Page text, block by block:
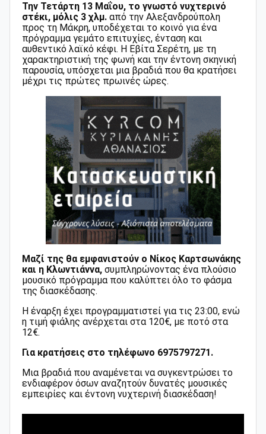
Την Τετάρτη 13 Μαΐου, το γνωστό νυχτερινό
στέκι, μόλις 3 χλμ. από την Αλεξανδρούπολη
προς τη Μάκρη, υποδέχεται το κοινό για ένα
πρόγραμμα γεμάτο επιτυχίες, ένταση και
αυθεντικό λαϊκό κέφι. Η Εβίτα Σερέτη, με τη
χαρακτηριστική της φωνή και την έντονη σκηνική
παρουσία, υπόσχεται μια βραδιά που θα κρατήσει
μέχρι τις πρώτες πρωινές ώρες.
Μαζί της θα εμφανιστούν ο Νίκος Καρτσωνάκης
και η Κλωντιάννα, συμπληρώνοντας ένα πλούσιο
μουσικό πρόγραμμα που καλύπτει όλο το φάσμα
της διασκέδασης.
Η έναρξη έχει προγραμματιστεί για τις 23:00, ενώ
η τιμή φιάλης ανέρχεται στα 120€, με ποτό στα
12€.
Για κρατήσεις στο τηλέφωνο 6975797271.
Μια βραδιά που αναμένεται να συγκεντρώσει το
ενδιαφέρον όσων αναζητούν δυνατές μουσικές
εμπειρίες και έντονη νυχτερινή διασκέδαση!